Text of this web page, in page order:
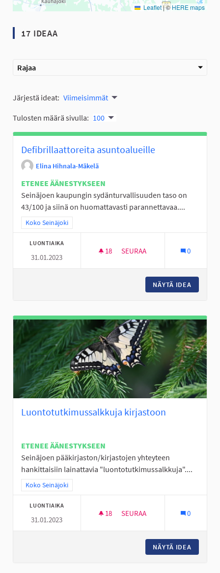
Leaflet|© HERE maps
17 IDEAA
Rajaa
Järjestä ideat: Viimeisimmät
Tulosten määrä sivulla: 100
Defibrillaattoreita asuntoalueille
Elina Hihnala-Mäkelä
ETENEE ÄÄNESTYKSEEN
Seinäjoen kaupungin sydänturvallisuuden taso on
43/100 ja siinä on huomattavasti parannettavaa....
Rajaa tulokset teeman mukaan: Koko Seinäjoki
Koko Seinäjoki
LUONTIAIKA
31.01.2023
18 18 SEURAAJAA
SEURAA 0
NÄYTÄ IDEA
Luontotutkimussalkkuja kirjastoon
ETENEE ÄÄNESTYKSEEN
Seinäjoen pääkirjaston/kirjastojen yhteyteen
hankittaisiin lainattavia "luontotutkimussalkkuja"....
Rajaa tulokset teeman mukaan: Koko Seinäjoki
Koko Seinäjoki
LUONTIAIKA
31.01.2023
18 18 SEURAAJAA
SEURAA 0
NÄYTÄ IDEA